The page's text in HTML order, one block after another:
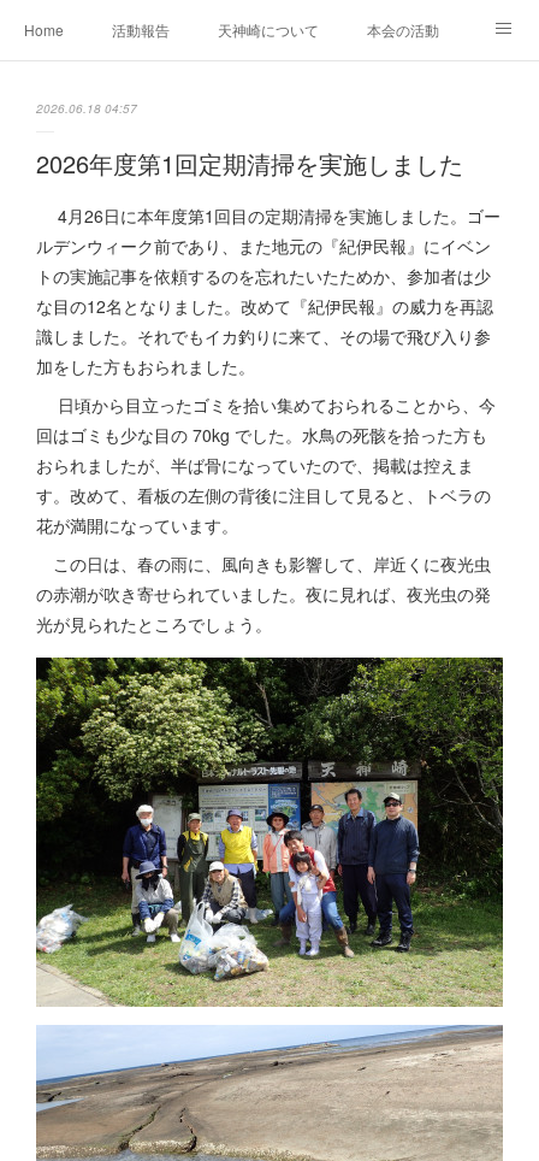
Home 活動報告 天神崎について 本会の活動
2026.06.18 04:57
2026年度第1回定期清掃を実施しました
4月26日に本年度第1回目の定期清掃を実施しました。ゴー
ルデンウィーク前であり、また地元の『紀伊民報』にイベン
トの実施記事を依頼するのを忘れたいたためか、参加者は少
な目の12名となりました。改めて『紀伊民報』の威力を再認
識しました。それでもイカ釣りに来て、その場で飛び入り参
加をした方もおられました。
日頃から目立ったゴミを拾い集めておられることから、今
回はゴミも少な目の 70kg でした。水鳥の死骸を拾った方も
おられましたが、半ば骨になっていたので、掲載は控えま
す。改めて、看板の左側の背後に注目して見ると、トベラの
花が満開になっています。
この日は、春の雨に、風向きも影響して、岸近くに夜光虫
の赤潮が吹き寄せられていました。夜に見れば、夜光虫の発
光が見られたところでしょう。